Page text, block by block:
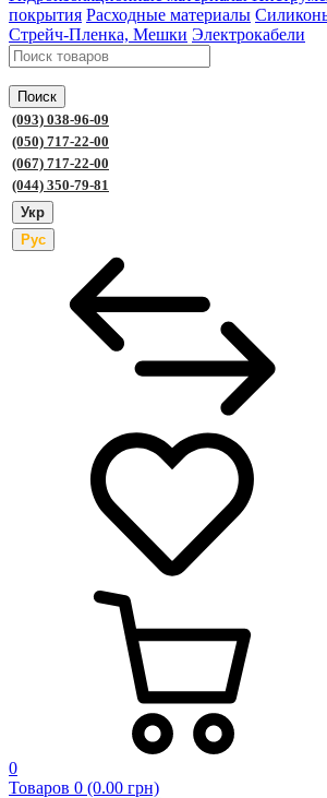
покрытия Расходные материалы
Стрейч-Пленка, Мешки Электрокабели
Поиск
(093) 038-96-09
(050) 717-22-00
(067) 717-22-00
(044) 350-79-81
Укр
Рус
0
Товаров 0 (0.00 грн)